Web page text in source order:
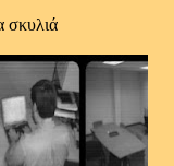
σκυλιά